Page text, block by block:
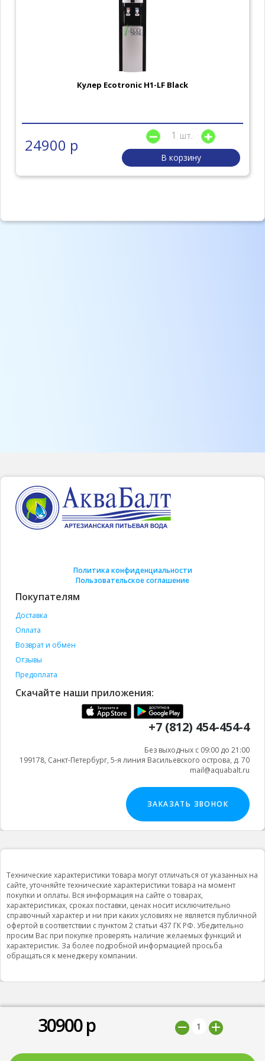
30900р
Кулер Ecotronic H1-LF Black
24900 р
шт.
В корзину
Политика конфиденциальности
Пользовательское соглашение
Покупателям
Доставка
Оплата
Возврат и обмен
Отзывы
Предоплата
Скачайте наши приложения:
+7 (812) 454-454-4
Без выходных с 09:00 до 21:00
199178, Санкт-Петербург, 5-я линия Васильевского острова, д. 70
mail@aquabalt.ru
ЗАКАЗАТЬ ЗВОНОК
Технические характеристики товара могут отличаться от указанных на
сайте, уточняйте технические характеристики товара на момент
покупки и оплаты. Вся информация на сайте о товарах,
характеристиках, сроках поставки, ценах носит исключительно
справочный характер и ни при каких условиях не является публичной
офертой в соответствии с пунктом 2 статьи 437 ГК РФ. Убедительно
просим Вас при покупке проверять наличие желаемых функций и
характеристик. За более подробной информацией просьба
обращаться к менеджеру компании.
© 2019 ООО "Природная вода”, Все права защищены
Мы принимаем